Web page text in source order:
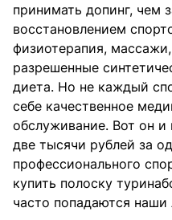
принимать допинг, чем
восстановлением
физиотерапия,
разрешенные
диета. Но не каждый
себе качественное
обслуживание. Вот он и
две тысячи рублей за
профессионального
купить полоску
часто попадаются наши